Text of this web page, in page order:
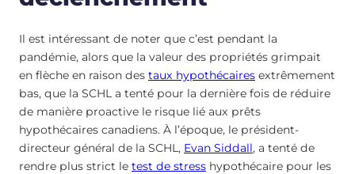
Il est intéressant de noter que c’est pendant la
pandémie, alors que la valeur des propriétés grimpait
en flèche en raison des taux hypothécaires extrêmement
bas, que la SCHL a tenté pour la dernière fois de réduire
de manière proactive le risque lié aux prêts
hypothécaires canadiens. À l’époque, le président-
directeur général de la SCHL, Evan Siddall, a tenté de
rendre plus strict le test de stress hypothécaire pour les